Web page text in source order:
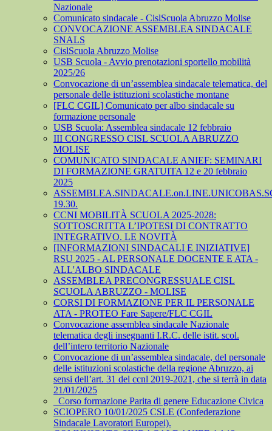
Nazionale
Comunicato sindacale - CislScuola Abruzzo Molise
CONVOCAZIONE ASSEMBLEA SINDACALE
SNALS
CislScuola Abruzzo Molise
USB Scuola - Avvio prenotazioni sportello mobilità
2025/26
Convocazione di un’assemblea sindacale telematica, del
personale delle istituzioni scolastiche montane
[FLC CGIL] Comunicato per albo sindacale su
formazione personale
USB Scuola: Assemblea sindacale 12 febbraio
III CONGRESSO CISL SCUOLA ABRUZZO
MOLISE
COMUNICATO SINDACALE ANIEF: SEMINARI
DI FORMAZIONE GRATUITA 12 e 20 febbraio
2025
19.30.
CCNI MOBILITÀ SCUOLA 2025-2028:
SOTTOSCRITTA L’IPOTESI DI CONTRATTO
INTEGRATIVO. LE NOVITÀ
[INFORMAZIONI SINDACALI E INIZIATIVE]
RSU 2025 - AL PERSONALE DOCENTE E ATA -
ALL'ALBO SINDACALE
ASSEMBLEA PRECONGRESSUALE CISL
SCUOLA ABRUZZO - MOLISE
CORSI DI FORMAZIONE PER IL PERSONALE
ATA - PROTEO Fare Sapere/FLC CGIL
Convocazione assemblea sindacale Nazionale
telematica degli insegnanti I.R.C. delle istit. scol.
dell’intero territorio Nazionale
Convocazione di un’assemblea sindacale, del personale
delle istituzioni scolastiche della regione Abruzzo, ai
sensi dell’art. 31 del ccnl 2019-2021, che si terrà in data
21/01/2025
_Corso formazione Parita di genere Educazione Civica
SCIOPERO 10/01/2025 CSLE (Confederazione
Sindacale Lavoratori Europei).